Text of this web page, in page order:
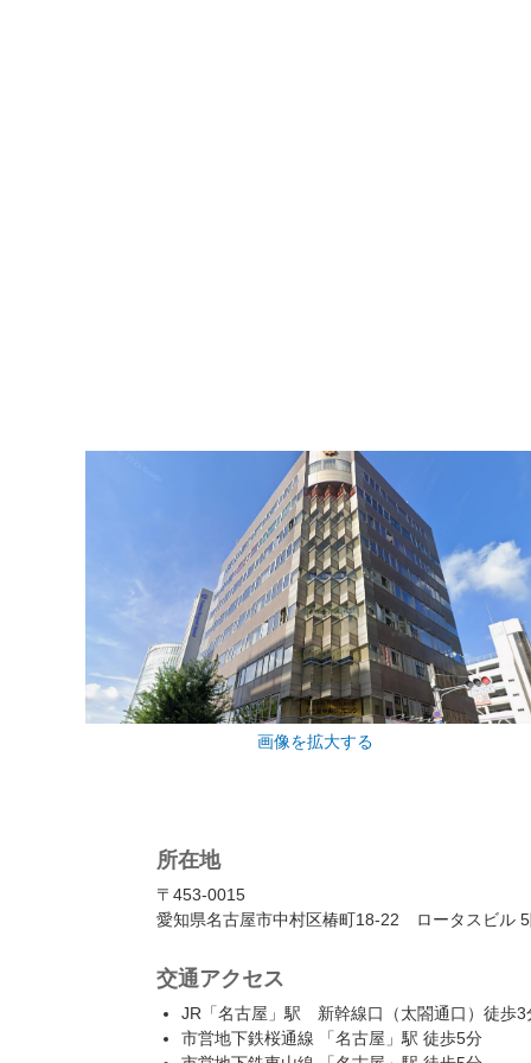
画像を拡大する
所在地
〒453-0015
愛知県名古屋市中村区椿町18-22 ロータスビル
交通アクセス
JR「名古屋」駅 新幹線口（太閤通口）徒歩3
市営地下鉄桜通線 「名古屋」駅 徒歩5分